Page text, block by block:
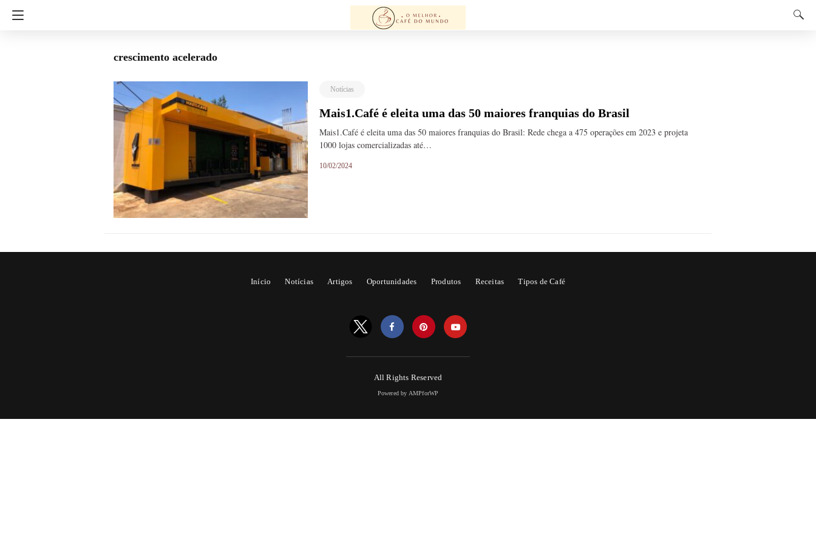
crescimento acelerado
Notícias
Mais1.Café é eleita uma das 50 maiores franquias do Brasil
Mais1.Café é eleita uma das 50 maiores franquias do Brasil: Rede chega a 475 operações em 2023 e projeta
1000 lojas comercializadas até…
10/02/2024
Início Notícias Artigos Oportunidades Produtos Receitas Tipos de Café
All Rights Reserved
Powered by AMPforWP